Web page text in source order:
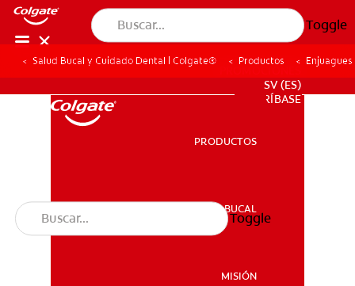
Toggle
SALUD BUCAL
SV (ES)
SUSCRÍBASE
PRODUCTOS
SALUD BUCAL
MISIÓN
Toggle
Salud Bucal y Cuidado Dental | Colgate® Productos